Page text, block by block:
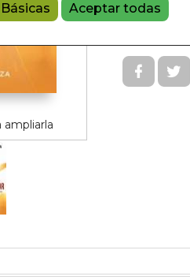
Básicas Aceptar todas
ampliarla